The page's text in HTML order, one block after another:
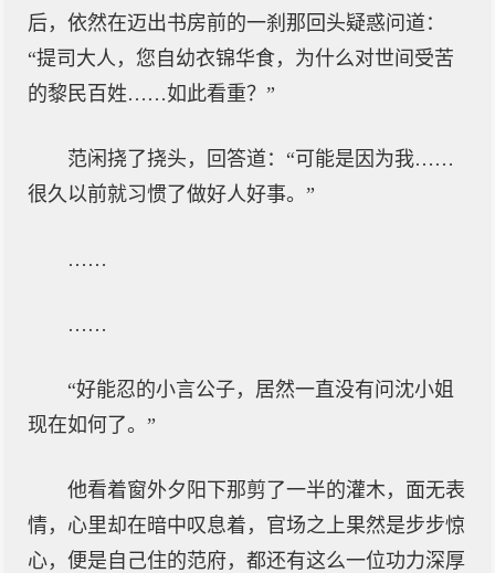
后，依然在迈出书房前的一刹那回头疑惑问道：
“提司大人，您自幼衣锦华食，为什么对世间受苦
的黎民百姓……如此看重？”
范闲挠了挠头，回答道：“可能是因为我……
很久以前就习惯了做好人好事。”
……
……
“好能忍的小言公子，居然一直没有问沈小姐
现在如何了。”
他看着窗外夕阳下那剪了一半的灌木，面无表
情，心里却在暗中叹息着，官场之上果然是步步惊
心，便是自己住的范府，都还有这么一位功力深厚